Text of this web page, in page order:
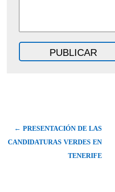
← PRESENTACIÓN DE LAS
CANDIDATURAS VERDES EN
TENERIFE